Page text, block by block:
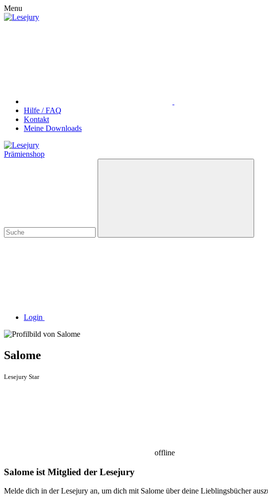
Menu
Hilfe / FAQ
Kontakt
Meine Downloads
Prämienshop
Login
Salome
Lesejury Star
offline
Salome ist Mitglied der Lesejury
Melde dich in der Lesejury an, um dich mit Salome über deine Lieblingsbücher